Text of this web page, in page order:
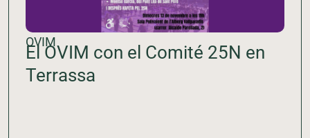
OVIM
El OVIM con el Comité 25N en
Terrassa